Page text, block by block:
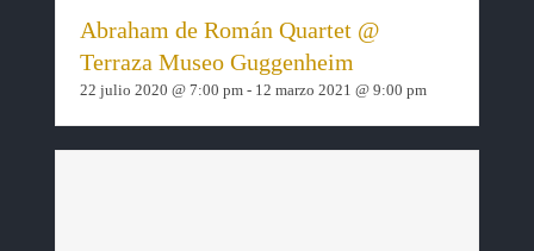
Abraham de Román Quartet @
Terraza Museo Guggenheim
22 julio 2020 @ 7:00 pm- 12 marzo 2021 @ 9:00 pm